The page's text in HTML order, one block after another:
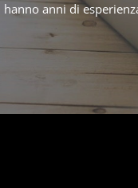
anni di